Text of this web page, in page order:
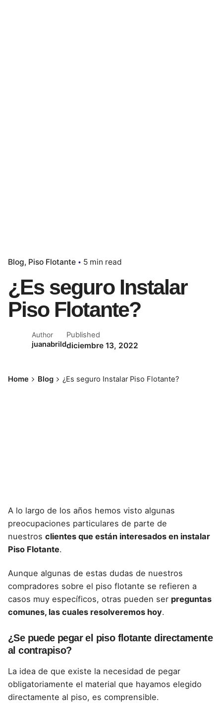
Blog Piso Flotante 5 min read
¿Es seguro Instalar
Piso Flotante?
Author
juanabrild
Published
diciembre 13, 2022
Home Blog ¿Es seguro Instalar Piso Flotante?
A lo largo de los años hemos visto algunas
preocupaciones particulares de parte de
nuestros clientes que están interesados en instalar
Piso Flotante.
Aunque algunas de estas dudas de nuestros
compradores sobre el piso flotante se refieren a
casos muy específicos, otras pueden ser preguntas
comunes, las cuales resolveremos hoy.
¿Se puede pegar el piso flotante directamente
al contrapiso?
La idea de que existe la necesidad de pegar
obligatoriamente el material que hayamos elegido
directamente al piso, es comprensible.